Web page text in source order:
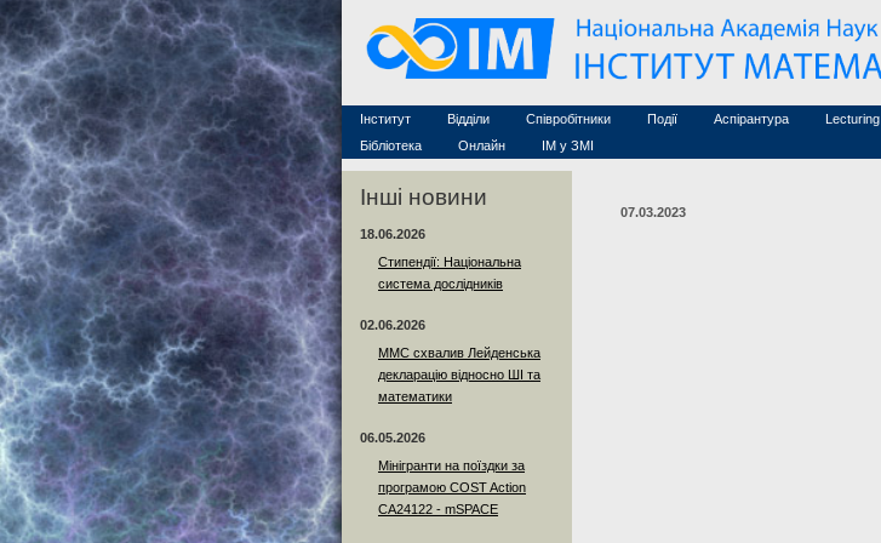
Інститут
Конкурси на посади
Науково-організаційна робота
Відділи Співробітники
Асоційовані дослідники
Технічний персонал
Події
Конференції (архів)
Курси з математики
Аспірантура Lecturing
Бібліотека
MathSciNet
Публікації
Онлайн
ІМ у ЗМІ
Інші новини
18.06.2026
Стипендії: Національна
система дослідників
02.06.2026
ММС схвалив Лейденська
декларацію відносно ШІ та
математики
06.05.2026
Мінігранти на поїздки за
програмою COST Action
CA24122 - mSPACE
07.03.2023